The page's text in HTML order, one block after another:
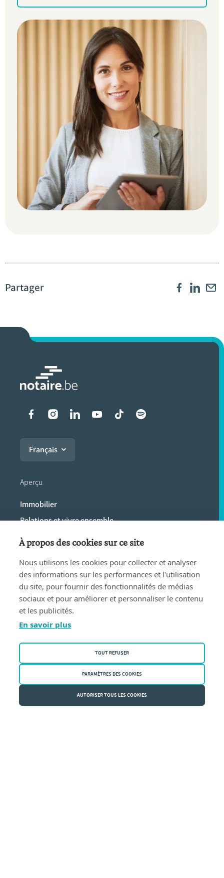
Partager
Liens vers les réseaux
Français
Aperçu
Immobilier
Relations et vivre ensemble
Héritage et donations
Le notaire
Simulateurs de calcul
Plus d'infos
Brochures et infofiches
FAQ
Lexique
Baromètre de l'immobilier
À propos des cookies sur ce site
Nous utilisons les cookies pour collecter et analyser
des informations sur les performances et l'utilisation
du site, pour fournir des fonctionnalités de médias
sociaux et pour améliorer et personnaliser le contenu
et les publicités.
En savoir plus
TOUT REFUSER
PARAMÈTRES DES COOKIES
AUTORISER TOUS LES COOKIES